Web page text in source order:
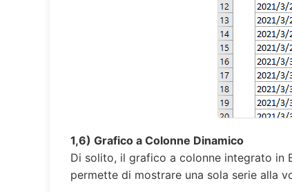
1,6) Grafico a Colonne Dinamico
Di solito, il grafico a colonne integrato in
permette di mostrare una sola serie alla